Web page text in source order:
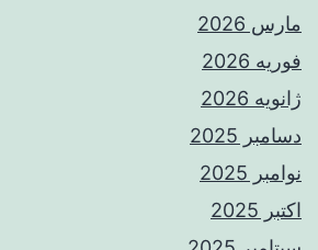
مارس 2026
فوریه 2026
ژانویه 2026
دسامبر 2025
نوامبر 2025
اکتبر 2025